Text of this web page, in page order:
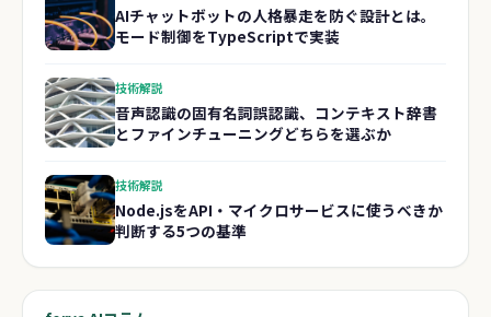
AIチャットボットの人格暴走を防ぐ設計とは。
モード制御をTypeScriptで実装
技術解説
音声認識の固有名詞誤認識、コンテキスト辞書
とファインチューニングどちらを選ぶか
技術解説
Node.jsをAPI・マイクロサービスに使うべきか
判断する5つの基準